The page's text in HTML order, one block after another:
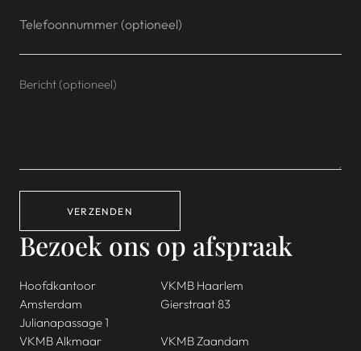
VERZENDEN
Bezoek ons op afspraak
Hoofdkantoor
Amsterdam
Julianapassage 1
VKMB Haarlem
Gierstraat 83
VKMB Alkmaar
VKMB Zaandam